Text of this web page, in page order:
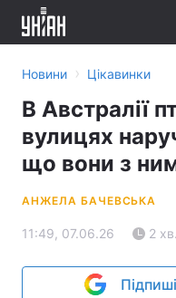
Новини › Цікавинки
В Австралії
вулицях
що вони з
АНЖЕЛА БАЧЕВСЬКА
11:49, 07.06.26 2 хв.